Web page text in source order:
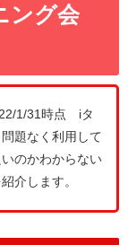
ング会
1/31時点 iタ
題なく利用して
のかわからない
介します。